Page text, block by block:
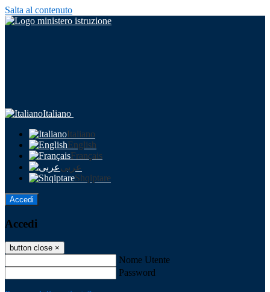
Salta al contenuto
Italiano
Italiano
English
Français
عربى
Shqiptare
Accedi
Accedi
button close ×
Nome Utente
Password